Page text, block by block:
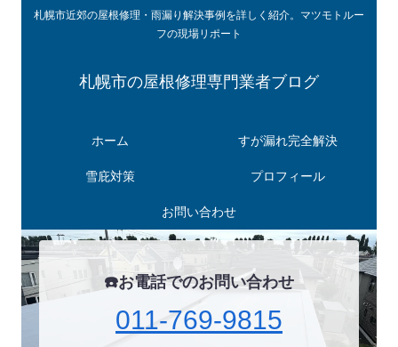
札幌市近郊の屋根修理・雨漏り解決事例を詳しく紹介。マツモトルー
フの現場リポート
札幌市の屋根修理専門業者ブログ
ホーム すが漏れ完全解決
雪庇対策 プロフィール
お問い合わせ
☎️お電話でのお問い合わせ
011-769-9815